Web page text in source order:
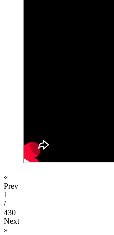
«
Prev
1
/
430
Next
»